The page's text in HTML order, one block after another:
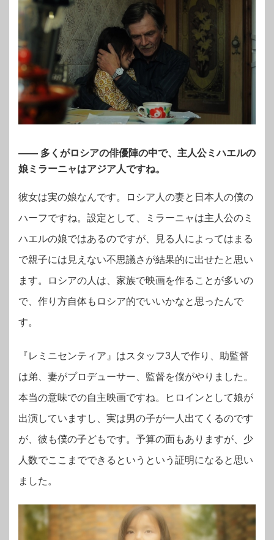
―― 多くがロシアの俳優陣の中で、主人公ミハエルの
娘ミラーニャはアジア人ですね。
彼女は実の娘なんです。ロシア人の妻と日本人の僕の
ハーフですね。設定として、ミラーニャは主人公のミ
ハエルの娘ではあるのですが、見る人によってはまる
で親子には見えない不思議さが結果的に出せたと思い
ます。ロシアの人は、家族で映画を作ることが多いの
で、作り方自体もロシア的でいいかなと思ったんで
す。
『レミニセンティア』はスタッフ3人で作り、助監督
は弟、妻がプロデューサー、監督を僕がやりました。
本当の意味での自主映画ですね。ヒロインとして娘が
出演していますし、実は男の子が一人出てくるのです
が、彼も僕の子どもです。予算の面もありますが、少
人数でここまでできるというという証明になると思い
ました。